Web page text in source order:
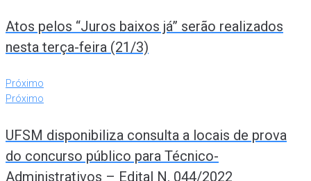
Atos pelos “Juros baixos já” serão realizados
nesta terça-feira (21/3)
Próximo
Próximo
UFSM disponibiliza consulta a locais de prova
do concurso público para Técnico-
Administrativos – Edital N. 044/2022